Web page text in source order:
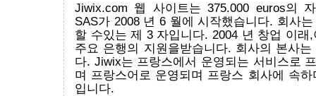
Jiwix.com 웹 사이트는 375.000 euros의
SAS가 2008 년 6 월에 시작했습니다. 회사
할 수있는 제 3 자입니다. 2004 년 창업 이래
주요 은행의 지원을받습니다. 회사의 본사
다. Jiwix는 프랑스에서 운영되는 서비스로
며 프랑스어로 운영되며 프랑스 회사에 속
입니다.